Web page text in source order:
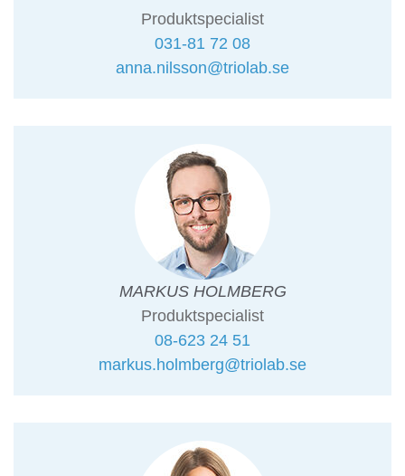
Produktspecialist
031-81 72 08
anna.nilsson@triolab.se
MARKUS HOLMBERG
Produktspecialist
08-623 24 51
markus.holmberg@triolab.se